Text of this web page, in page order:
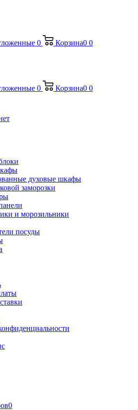
0 Корзина0 0
0 Корзина0 0
духовые шкафы
заморозки
и морозильники
посуды
0